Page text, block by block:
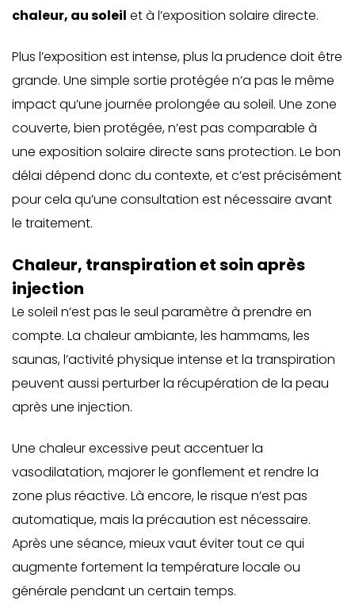
chaleur, au soleil et à l’exposition solaire directe.
Plus l’exposition est intense, plus la prudence doit être
grande. Une simple sortie protégée n’a pas le même
impact qu’une journée prolongée au soleil. Une zone
couverte, bien protégée, n’est pas comparable à
une exposition solaire directe sans protection. Le bon
délai dépend donc du contexte, et c’est précisément
pour cela qu’une consultation est nécessaire avant
le traitement.
Chaleur, transpiration et soin après
injection
Le soleil n’est pas le seul paramètre à prendre en
compte. La chaleur ambiante, les hammams, les
saunas, l’activité physique intense et la transpiration
peuvent aussi perturber la récupération de la peau
après une injection.
Une chaleur excessive peut accentuer la
vasodilatation, majorer le gonflement et rendre la
zone plus réactive. Là encore, le risque n’est pas
automatique, mais la précaution est nécessaire.
Après une séance, mieux vaut éviter tout ce qui
augmente fortement la température locale ou
générale pendant un certain temps.